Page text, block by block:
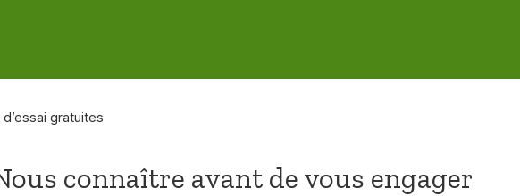
gratuites
connaître avant de vous engager